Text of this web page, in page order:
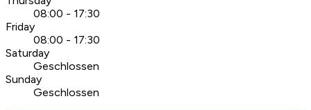
08:00 - 17:30
Friday
08:00 - 17:30
Saturday
Geschlossen
Sunday
Geschlossen